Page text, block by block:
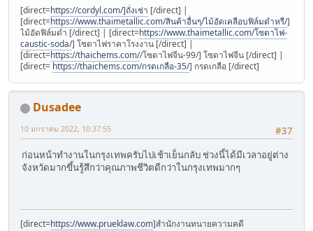
[direct=https://cordyl.com/]ถั่งเช่า [/direct] |
[direct=https://www.thaimetallic.com/สินค้าอื่นๆ/ไม้อัดเคลือบฟิล์มดำหรื/]
ไม้อัดฟิล์มดำ [/direct] | [direct=https://www.thaimetallic.com/โซดาไฟ-
caustic-soda/] โซดาไฟราคาโรงงาน [/direct] |
[direct=https://thaichems.com//โซดาไฟจีน-99/] โซดาไฟจีน [/direct] |
[direct= https://thaichems.com/กรดเกลือ-35/] กรดเกลือ [/direct]
Dusadee
#37
10 มกราคม 2022, 10:37:55
ก่อนหน้าทำงานในกรุงเทพครับไปเช้าเย็นกลับ ช่วงนี้ได้มีเวลาอยู่ต่าง
จังหวัดมากขึ้นรู้สึกว่าคุณภาพชีวิตดีกว่าในกรุงเทพมากๆ
[direct=https://www.prueklaw.com]สำนักงานทนายความคดี